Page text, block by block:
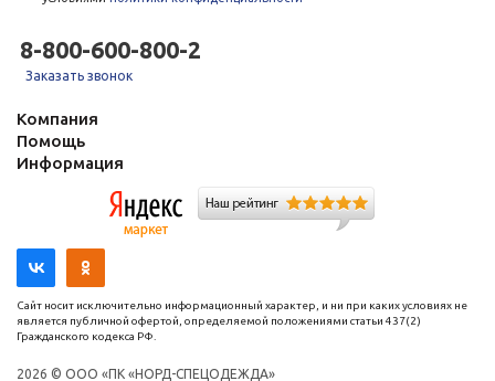
8-800-600-800-2
Заказать звонок
Компания
Помощь
Информация
Сайт носит исключительно информационный характер, и ни при каких условиях не
является публичной офертой, определяемой положениями статьи 437(2)
Гражданского кодекса РФ.
2026 © ООО «ПК «НОРД-СПЕЦОДЕЖДА»